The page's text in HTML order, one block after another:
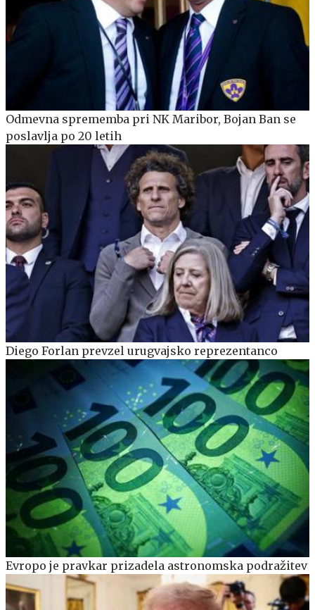
Odmevna sprememba pri NK Maribor, Bojan Ban se
poslavlja po 20 letih
Diego Forlan prevzel urugvajsko reprezentanco
Evropo je pravkar prizadela astronomska podražitev